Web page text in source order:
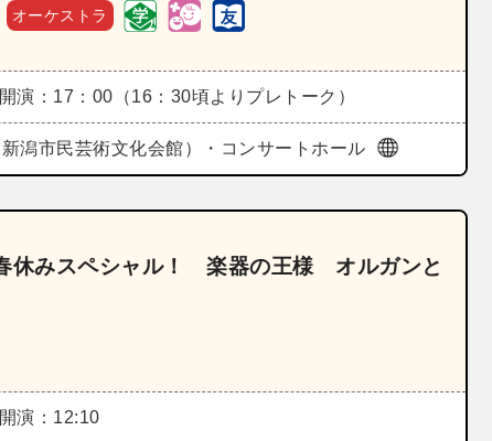
オーケストラ
開演：17：00（16：30頃よりプレトーク）
潟市民芸術文化会館）・コンサートホール
休みスペシャル！ 楽器の王様 オルガンと
開演：12:10